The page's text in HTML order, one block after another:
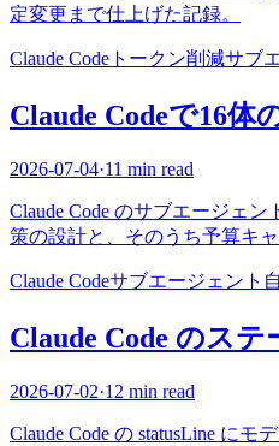
定変更まで仕上げた記録。
Claude Code トークン削減サブ
Claude Codeで16
2026-07-04·11 min read
Claude Code のサブエージェ
策の設計と、そのうち予算キ
Claude Codeサブエージェント
Claude Code のス
2026-07-02·12 min read
Claude Code の statusLine に